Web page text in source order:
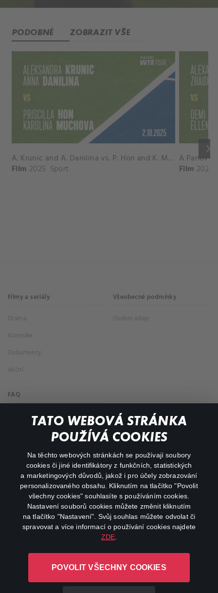
TATO WEBOVÁ STRÁNKA
POUŽÍVÁ COOKIES
Na těchto webových stránkách se používají soubory
cookies či jiné identifikátory z funkčních, statistických
a marketingových důvodů, jakož i pro účely zobrazování
personalizovaného obsahu. Kliknutím na tlačítko "Povolit
všechny cookies" souhlasíte s používáním cookies.
Nastavení souborů cookies můžete změnit kliknutím
na tlačítko "Nastavení". Svůj souhlas můžete odvolat či
spravovat a více informací o používání cookies najdete
ZDE
POVOLIT VŠECHNY COOKIES
PODOBNÉ ZOBRAZIT VŠE
keyboard_arrow_right
A. Krunic and A. Danilina vs. P. Hon and K. Muchova Match Highlights - BEIJING_Capital Group Diamond ( October 02, 2025)
Film 2025 Sport Film 2026
Filmy a seriály
Drama
Komedie
Dokumenty
Akční
Všeobecné podmínky
Osobní údaje
FAQ
Můj účet
Důležité odkazy
facebookinstagram
youtube
L-1246 Luxembourg R.C.S.